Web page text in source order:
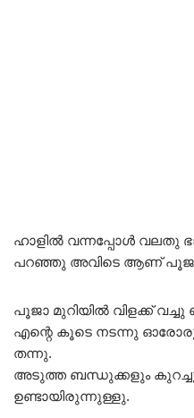
ഹാളിൽ വന്നപ്പോൾ വലതു
പറഞ്ഞു അവിടെ ആണ് പൂജാ
പൂജാ മുറിയിൽ വിളക്ക് വച്ചു
എന്റെ കൂടെ നടന്നു
തന്നു.
അടുത്ത ബന്ധുക്കളും കുറച്ചു
ഉണ്ടായിരുന്നുള്ളു.